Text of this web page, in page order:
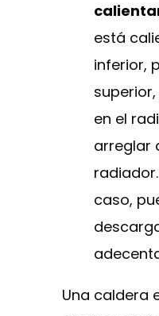
está
inferior,
en el
arreglar
caso,
Una caldera